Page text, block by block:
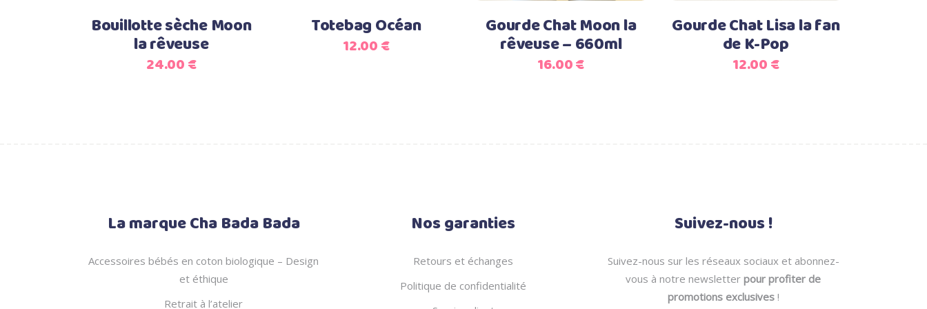
Bouillotte sèche Moon
la rêveuse
24.00€
Totebag Océan
12.00€
peuvent
Gourde Chat Moon la
rêveuse – 660ml
16.00€
peuvent
Gourde Chat Lisa la fan
de K-Pop
12.00€
La marque Cha Bada Bada
Accessoires bébés en coton biologique – Design
et éthique
Retrait à l’atelier
Nos garanties
Retours et échanges
Politique de confidentialité
Suivez-nous !
Suivez-nous sur les réseaux sociaux et abonnez-
vous à notre newsletterpour profiter de
promotions exclusives!